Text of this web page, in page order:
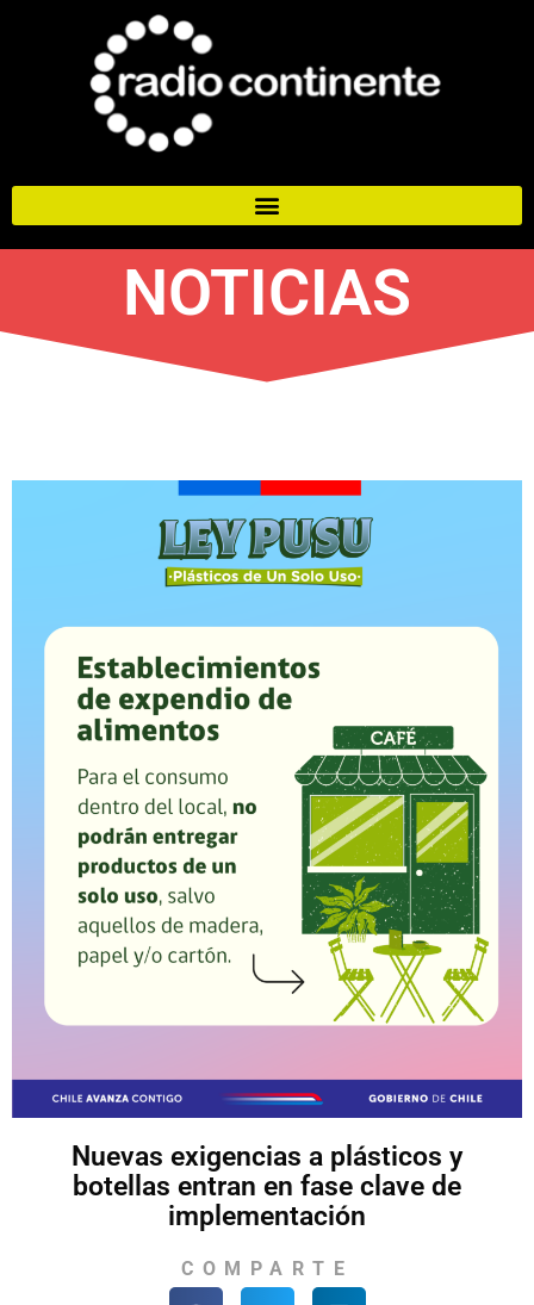
NOTICIAS
Nuevas exigencias a plásticos y
botellas entran en fase clave de
implementación
COMPARTE